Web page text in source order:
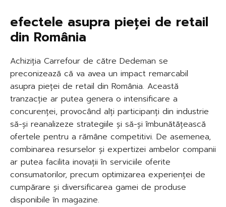
efectele asupra pieței de retail
din România
Achiziția Carrefour de către Dedeman se
preconizează că va avea un impact remarcabil
asupra pieței de retail din România. Această
tranzacție ar putea genera o intensificare a
concurenței, provocând alți participanți din industrie
să-și reanalizeze strategiile și să-și îmbunătățească
ofertele pentru a rămâne competitivi. De asemenea,
combinarea resurselor și expertizei ambelor companii
ar putea facilita inovații în serviciile oferite
consumatorilor, precum optimizarea experienței de
cumpărare și diversificarea gamei de produse
disponibile în magazine.